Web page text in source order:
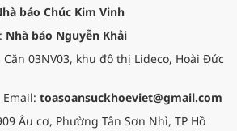
báo Chúc Kim Vinh
Nhà báo Nguyễn Khải
03NV03, khu đô thị Lideco, Hoài Đức
Email: toasoansuckhoeviet@gmail.com
Âu cơ, Phường Tân Sơn Nhì, TP Hồ